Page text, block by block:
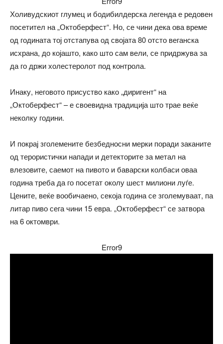
Холивудскиот глумец и бодибилдерска легенда е редовен
посетител на „Октоберфест“. Но, се чини дека ова време
од годината тој отстапува од својата 80 отсто веганска
исхрана, до којашто, како што сам вели, се придржува за
да го држи холестеролот под контрола.
Инаку, неговото присуство како „диригент“ на
„Октоберфест“ – е своевидна традиција што трае веќе
неколку години.
И покрај зголемените безбедносни мерки поради заканите
од терористички напади и детекторите за метал на
влезовите, саемот на пивото и баварски колбаси оваа
година треба да го посетат околу шест милиони луѓе.
Цените, веќе вообичаено, секоја година се зголемуваат, па
литар пиво сега чини 15 евра. „Октоберфест“ се затвора
на 6 октомври.
Error9